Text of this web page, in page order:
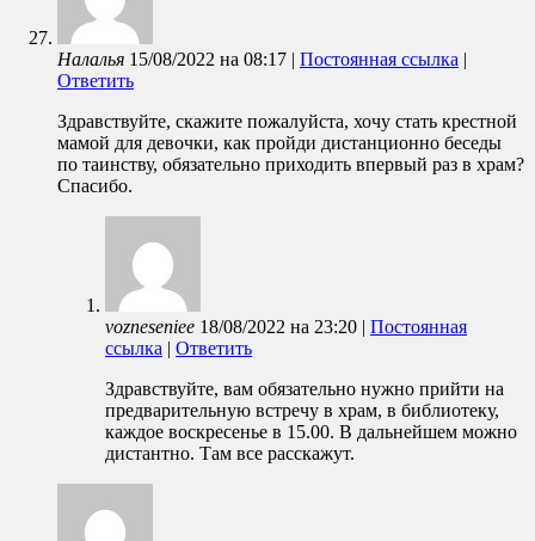
Налалья 15/08/2022 на 08:17 | Постоянная ссылка |
Ответить
Здравствуйте, скажите пожалуйста, хочу стать крестной
мамой для девочки, как пройди дистанционно беседы
по таинству, обязательно приходить впервый раз в храм?
Спасибо.
vozneseniee 18/08/2022 на 23:20 | Постоянная
ссылка | Ответить
Здравствуйте, вам обязательно нужно прийти на
предварительную встречу в храм, в библиотеку,
каждое воскресенье в 15.00. В дальнейшем можно
дистантно. Там все расскажут.